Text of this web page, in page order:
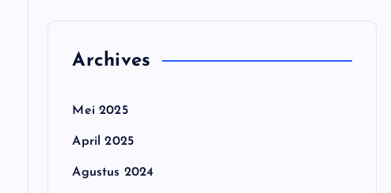
Archives
Mei 2025
April 2025
Agustus 2024